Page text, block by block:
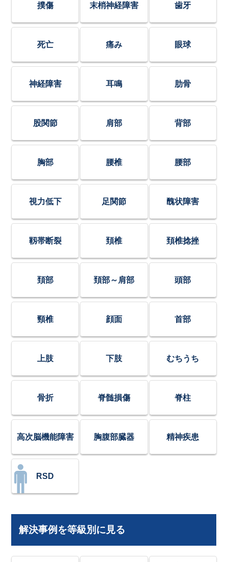
撲傷 末梢神経障害 歯牙
死亡 痛み 眼球
神経障害 耳鳴 肋骨
股関節 肩部 背部
胸部 腰椎 腰部
視力低下 足関節 醜状障害
靱帯断裂 頚椎 頚椎捻挫
頚部 頚部～肩部 頭部
頸椎 顔面 首部
上肢 下肢 むちうち
骨折 脊髄損傷 脊柱
高次脳機能障害 胸腹部臓器 精神疾患
RSD
解決事例を等級別に見る